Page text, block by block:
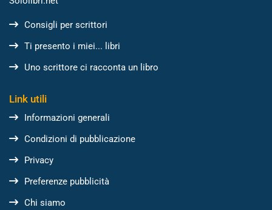
Consigli per scrittori
Ti presento i miei... libri
Uno scrittore ci racconta un libro
Link utili
Informazioni generali
Condizioni di pubblicazione
Privacy
Preferenze pubblicità
Chi siamo